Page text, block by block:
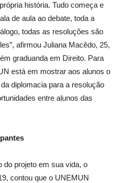
história. Tudo começa e
de aula ao debate, toda a
todas as resoluções são
afirmou Juliana Macêdo, 25,
graduanda em Direito. Para
está em mostrar aos alunos o
diplomacia para a resolução
entre alunos das
do projeto em sua vida, o
contou que o UNEMUN